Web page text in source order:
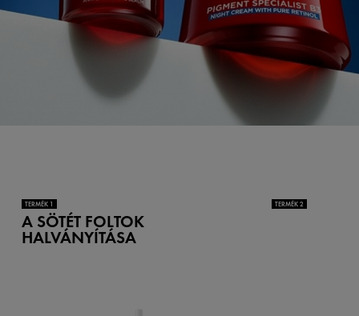
TERMÉK 1
A SÖTÉT FOLTOK
HALVÁNYÍTÁSA
TERMÉK 2